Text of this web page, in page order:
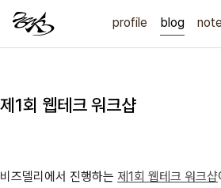
profile blog
제1회 웹테크 워크샵
비즈델리에서 진행하는 제1회 웹테크 워크샵